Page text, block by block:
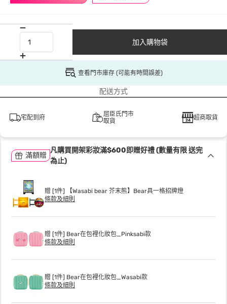
加入購物袋
查看門市庫存 (可能有時間誤差)
配送方式
宅配到府
屈臣氏門市
取貨
超商取貨
滿額贈
凡購買開架彩妝滿$600即贈好禮 (數量有限 送完
為止)
贈 [1件] 【Wasabi bear 芥末熊】Bear具一格招牌燈
條款及細則
贈 [1件] Bear在包裡化妝包_Pinksabi款
條款及細則
贈 [1件] Bear在包裡化妝包_Wasabi款
條款及細則